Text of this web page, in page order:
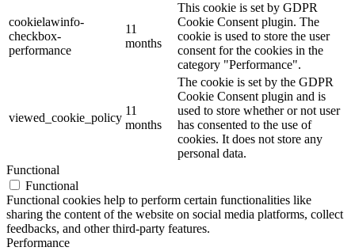
cookielawinfo-
checkbox-
performance
11
months
This cookie is set by GDPR
Cookie Consent plugin. The
cookie is used to store the user
consent for the cookies in the
category "Performance".
viewed_cookie_policy
11
months
The cookie is set by the GDPR
Cookie Consent plugin and is
used to store whether or not user
has consented to the use of
cookies. It does not store any
personal data.
Functional
Functional
Functional cookies help to perform certain functionalities like
sharing the content of the website on social media platforms, collect
feedbacks, and other third-party features.
Performance